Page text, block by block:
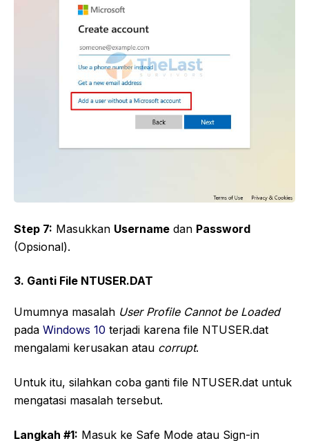
Step 7: Masukkan Username dan Password
(Opsional).
3. Ganti File NTUSER.DAT
Umumnya masalah User Profile Cannot be Loaded
pada Windows 10 terjadi karena file NTUSER.dat
mengalami kerusakan atau corrupt.
Untuk itu, silahkan coba ganti file NTUSER.dat untuk
mengatasi masalah tersebut.
Langkah #1: Masuk ke Safe Mode atau Sign-in